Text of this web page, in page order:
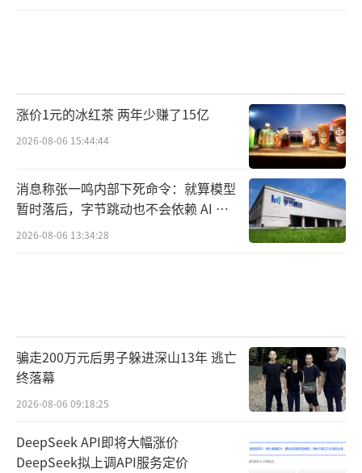
涨价1元的冰红茶 两年少赚了15亿
2026-08-06 15:44:44
消息称张一鸣内部下死命令：就算模型
暂时落后，字节跳动也不会依赖 AI 蒸
馏技术
2026-08-06 13:34:28
骗走200万元后男子躲进深山13年 逃亡
终落幕
2026-08-06 09:18:25
DeepSeek API即将大幅涨价
DeepSeek拟上调API服务定价